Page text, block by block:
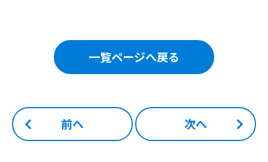
前へ
一覧ページへ戻る
次へ